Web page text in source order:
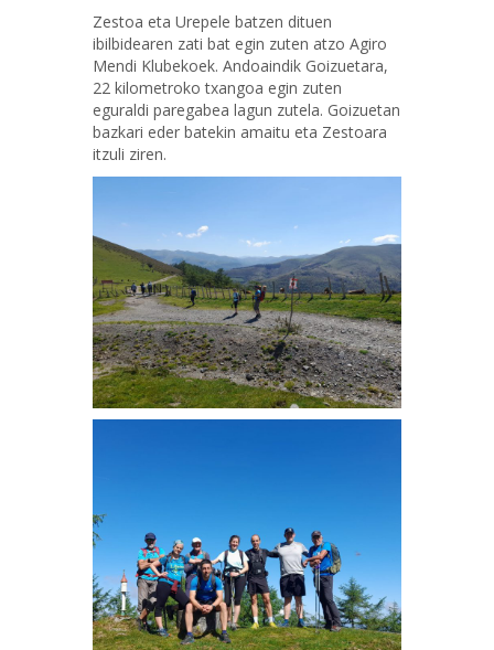
Zestoa eta Urepele batzen dituen
ibilbidearen zati bat egin zuten atzo Agiro
Mendi Klubekoek. Andoaindik Goizuetara,
22 kilometroko txangoa egin zuten
eguraldi paregabea lagun zutela. Goizuetan
bazkari eder batekin amaitu eta Zestoara
itzuli ziren.